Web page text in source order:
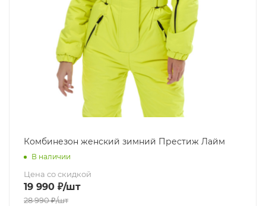
Комбинезон женский зимний Престиж Лайм
В наличии
Цена со скидкой
19 990 ₽/шт
28 990₽/шт